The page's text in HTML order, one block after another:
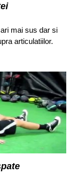
mai sus dar si
articulatiilor.